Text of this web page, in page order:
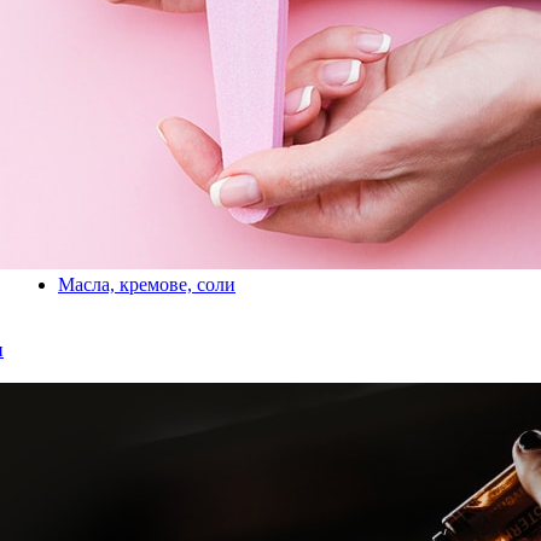
Масла, кремове, соли